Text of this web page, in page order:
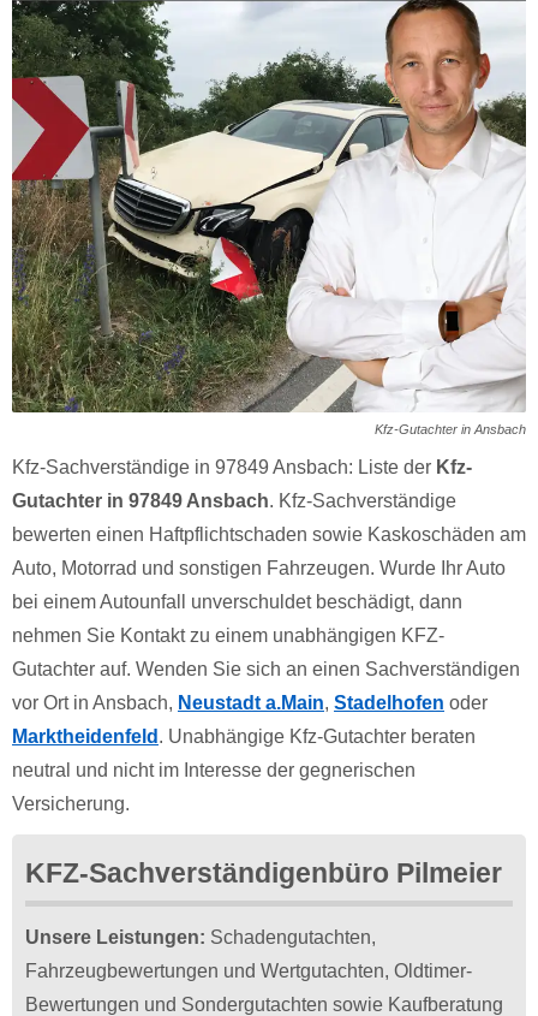
Kfz-Gutachter in Ansbach
Kfz-Sachverständige in 97849 Ansbach: Liste der Kfz-
Gutachter in 97849 Ansbach. Kfz-Sachverständige
bewerten einen Haftpflichtschaden sowie Kaskoschäden am
Auto, Motorrad und sonstigen Fahrzeugen. Wurde Ihr Auto
bei einem Autounfall unverschuldet beschädigt, dann
nehmen Sie Kontakt zu einem unabhängigen KFZ-
Gutachter auf. Wenden Sie sich an einen Sachverständigen
vor Ort in Ansbach, Neustadt a.Main, Stadelhofen oder
Marktheidenfeld . Unabhängige Kfz-Gutachter beraten
neutral und nicht im Interesse der gegnerischen
Versicherung.
KFZ-Sachverständigenbüro Pilmeier
Unsere Leistungen: Schadengutachten,
Fahrzeugbewertungen und Wertgutachten, Oldtimer-
Bewertungen und Sondergutachten sowie Kaufberatung